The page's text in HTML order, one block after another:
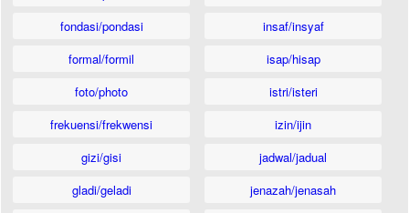
fondasi/pondasi
formal/formil
foto/photo
frekuensi/frekwensi
gizi/gisi
gladi/geladi
insaf/insyaf
isap/hisap
istri/isteri
izin/ijin
jadwal/jadual
jenazah/jenasah